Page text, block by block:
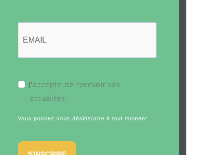
J'accepte de recevoir vos
actualités.
Vous pouvez vous désinscrire à tout moment.